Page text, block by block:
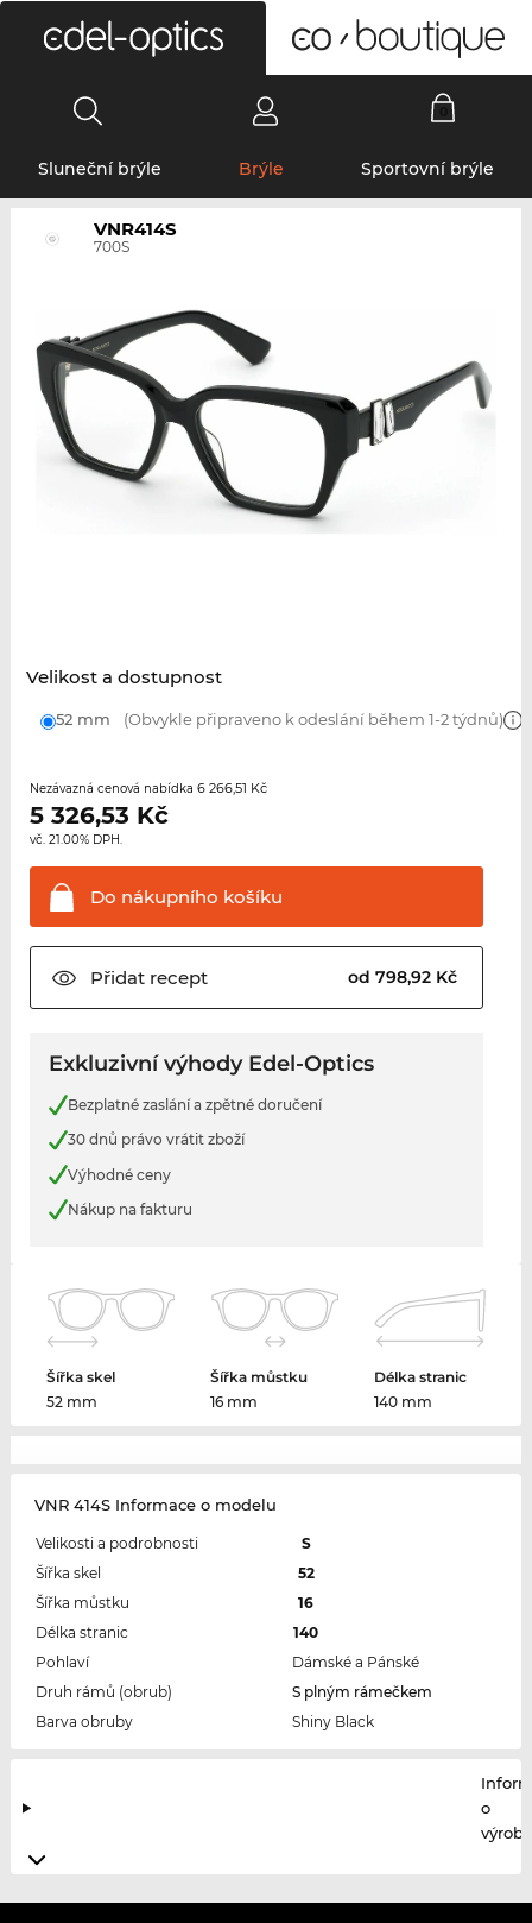
Sluneční brýle Brýle Sportovní brýle
VNR414S
700S
Velikost a dostupnost
52 mm (Obvykle připraveno k odeslání během 1-2 týdnů)
Nezávazná cenová nabídka 6 266,51 Kč
5 326,53 Kč
vč. 21.00% DPH.
Do nákupního košíku
Přidatrecept od 798,92 Kč
Exkluzivní výhody Edel-Optics
Bezplatné zaslání a zpětné doručení
30 dnů právo vrátit zboží
Výhodné ceny
Nákup na fakturu
Šířka skel
52 mm
Šířka můstku
16 mm
Délka stranic
140 mm
VNR 414S Informace o modelu
Velikosti a podrobnosti
S
Šířka skel
52
Šířka můstku
16
Délka stranic
140
Pohlaví
Dámské a Pánské
Druh rámů (obrub)
S plným rámečkem
Barva obruby
Shiny Black
o